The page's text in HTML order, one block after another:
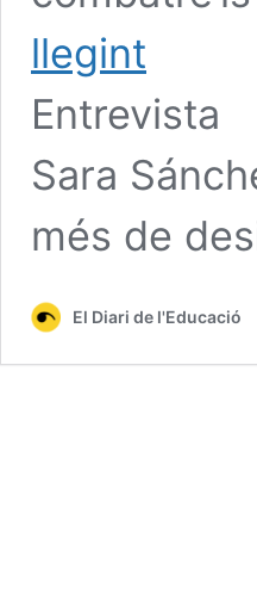
llegint
Entrevista
Sara
més de
El Diari de l'Educació